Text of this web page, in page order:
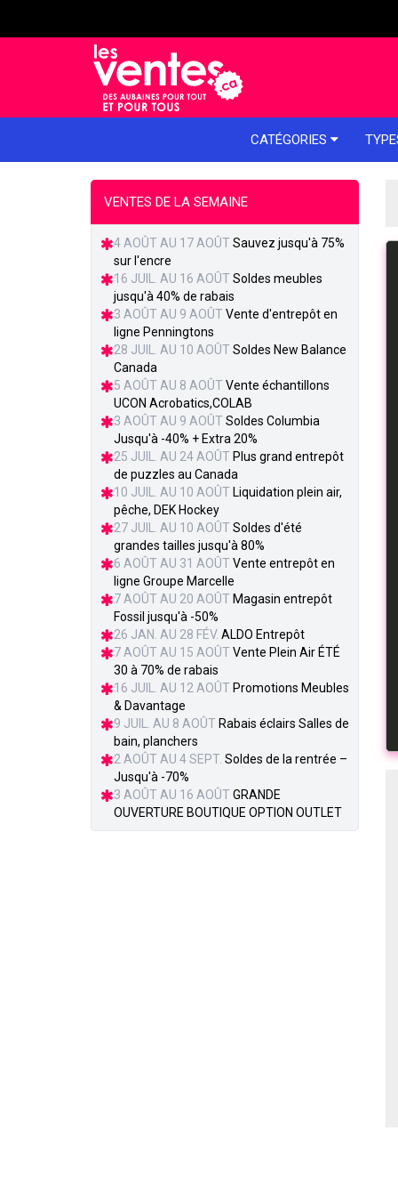
CATÉGORIES
VENTES DE LA SEMAINE
4 AOÛT AU 17 AOÛT Sauvez jusqu'à 75%
sur l'encre
16 JUIL. AU 16 AOÛT Soldes meubles
jusqu'à 40% de rabais
3 AOÛT AU 9 AOÛT Vente d'entrepôt en
ligne Penningtons
28 JUIL. AU 10 AOÛT Soldes New Balance
Canada
5 AOÛT AU 8 AOÛT Vente échantillons
UCON Acrobatics,COLAB
3 AOÛT AU 9 AOÛT Soldes Columbia
Jusqu'à -40% + Extra 20%
25 JUIL. AU 24 AOÛT Plus grand entrepôt
de puzzles au Canada
10 JUIL. AU 10 AOÛT Liquidation plein air,
pêche, DEK Hockey
27 JUIL. AU 10 AOÛT Soldes d'été
grandes tailles jusqu'à 80%
6 AOÛT AU 31 AOÛT Vente entrepôt en
ligne Groupe Marcelle
7 AOÛT AU 20 AOÛT Magasin entrepôt
Fossil jusqu'à -50%
26 JAN. AU 28 FÉV. ALDO Entrepôt
7 AOÛT AU 15 AOÛT Vente Plein Air ÉTÉ
30 à 70% de rabais
16 JUIL. AU 12 AOÛT Promotions Meubles
& Davantage
9 JUIL. AU 8 AOÛT Rabais éclairs Salles de
bain, planchers
2 AOÛT AU 4 SEPT. Soldes de la rentrée –
Jusqu'à -70%
3 AOÛT AU 16 AOÛT GRANDE
OUVERTURE BOUTIQUE OPTION OUTLET